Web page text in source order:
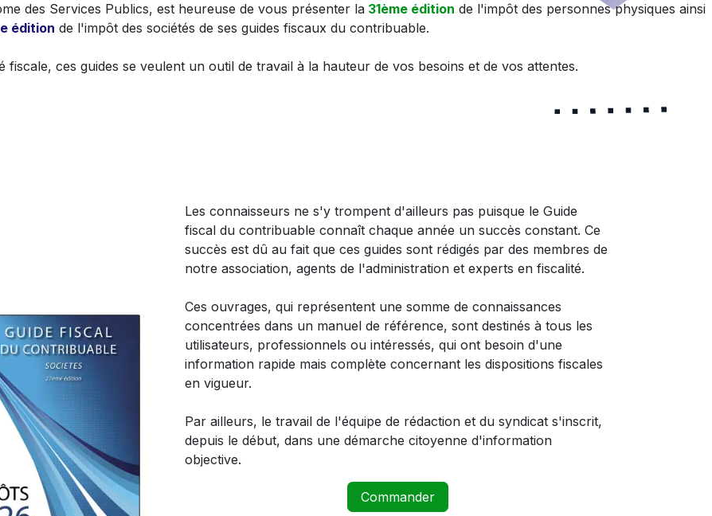
des Services Publics, est heureuse de vous présenter la31ème édition de l'impôt des personnes physiques ainsi
édition de l'impôt des sociétés de ses guides fiscaux du contribuable.
fiscale, ces guides se veulent un outil de travail à la hauteur de vos besoins et de vos attentes.
Les connaisseurs ne s'y trompent d'ailleurs pas puisque le Guide
fiscal du contribuable connaît chaque année un succès constant. Ce
succès est dû au fait que ces guides sont rédigés par des membres de
notre association, agents de l'administration et experts en fiscalité.
Ces ouvrages, qui représentent une somme de connaissances
concentrées dans un manuel de référence, sont destinés à tous les
utilisateurs, professionnels ou intéressés, qui ont besoin d'une
information rapide mais complète concernant les dispositions fiscales
en vigueur.
Par ailleurs, le travail de l'équipe de rédaction et du syndicat s'inscrit,
depuis le début, dans une démarche citoyenne d'information
objective.
Commander